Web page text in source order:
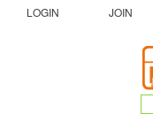
LOGIN JOIN